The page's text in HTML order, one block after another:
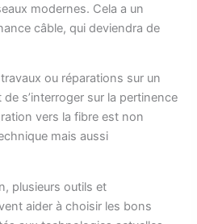
modernes. Cela a un
câble, qui deviendra de
ou réparations sur un
s’interroger sur la pertinence
vers la fibre est non
mais aussi
plusieurs outils et
aider à choisir les bons